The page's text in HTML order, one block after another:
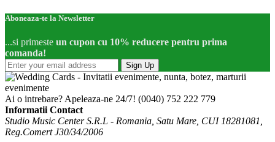
Aboneaza-te la Newsletter
...si primeste un cupon cu 10% reducere pentru prima
comanda!
Sign Up
Ai o intrebare? Apeleaza-ne 24/7! (0040) 752 222 779
Informatii Contact
Studio Music Center S.R.L - Romania, Satu Mare, CUI 18281081,
Reg.Comert J30/34/2006